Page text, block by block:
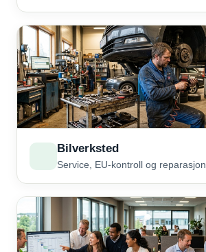
Bilverksted
Service, EU-kontroll og reparasjon